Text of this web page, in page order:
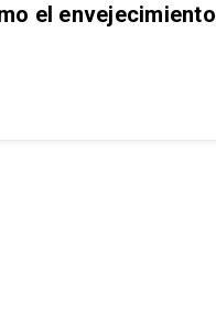
el envejecimiento